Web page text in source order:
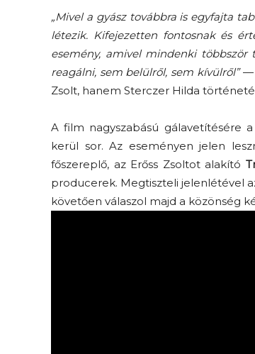
„Mivel a gyász továbbra is egyfajta
létezik. Kifejezetten fontosnak és
esemény, amivel mindenki többször
reagálni, sem belülről, sem kívülről”—
Zsolt, hanem Sterczer Hilda
A film nagyszabású gálavetítésére
kerül sor. Az eseményen jelen
főszereplő, az Erőss Zsoltot alakító
producerek. Megtiszteli jelenlétével
követően válaszol majd a közönség
Elveszítettük az
unatkozás